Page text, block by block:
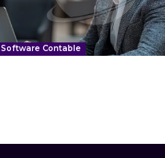
Software Contable